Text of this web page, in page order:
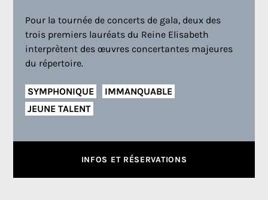
Pour la tournée de concerts de gala, deux des
trois premiers lauréats du Reine Elisabeth
interprètent des œuvres concertantes majeures
du répertoire.
SYMPHONIQUE
IMMANQUABLE
JEUNE TALENT
INFOS ET RÉSERVATIONS